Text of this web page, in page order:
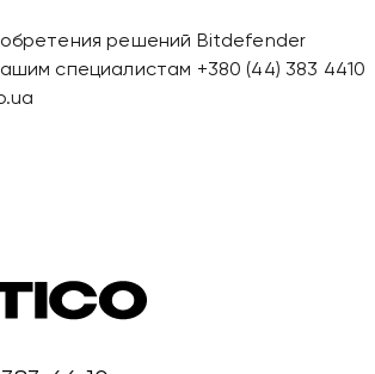
решений Bitdefender
специалистам +380 (44) 383 4410